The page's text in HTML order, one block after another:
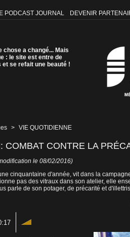
PODCAST JOURNAL DEVENIR
chose a changé... Mais
: le site est entre de
et se refait une beauté !
> VIE QUOTIDIENNE
COMBAT CONTRE LA
le 08/02/2016)
cinquantaine d'année, vit dans la
pas des vitraux dans son atelier, elle
parle de son potager, de précarité et